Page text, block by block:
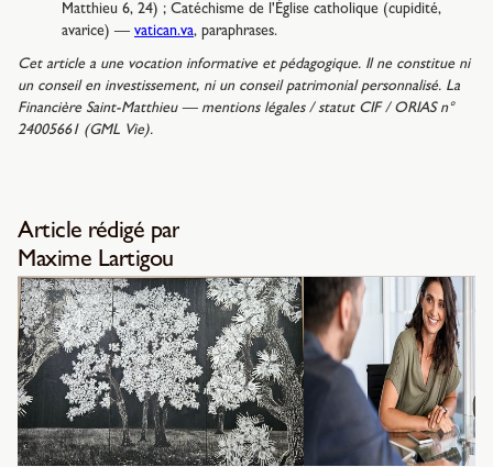
Matthieu 6, 24) ; Catéchisme de l'Église catholique (cupidité,
avarice) — vatican.va, paraphrases.
Cet article a une vocation informative et pédagogique. Il ne constitue ni
un conseil en investissement, ni un conseil patrimonial personnalisé. La
Financière Saint-Matthieu — mentions légales / statut CIF / ORIAS n°
24005661 (GML Vie).
Article rédigé par
Maxime Lartigou